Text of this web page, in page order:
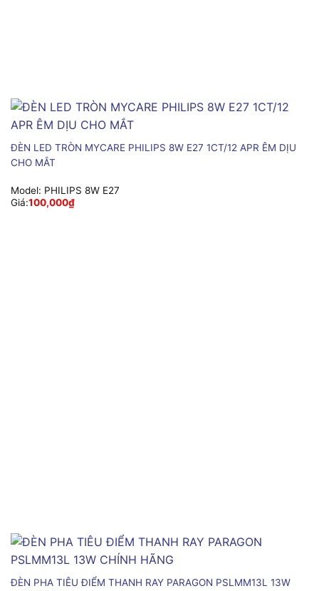
ĐÈN LED TRÒN MYCARE PHILIPS 8W E27 1CT/12 APR ÊM DỊU
CHO MẮT
Model: PHILIPS 8W E27
Giá:100,000₫
ĐÈN PHA TIÊU ĐIỂM THANH RAY PARAGON PSLMM13L 13W